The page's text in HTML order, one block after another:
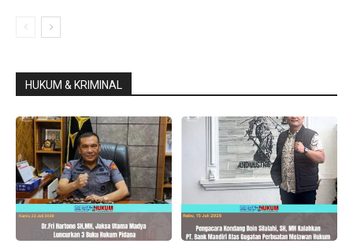
HUKUM & KRIMINAL